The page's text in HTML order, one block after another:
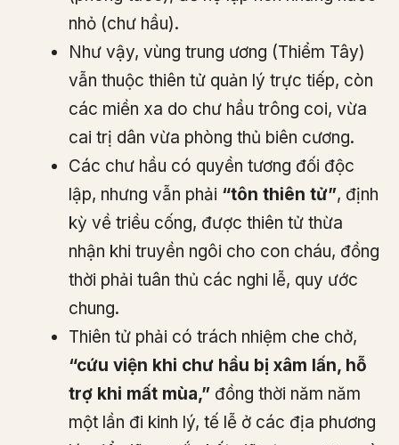
nhỏ (chư hầu).
Như vậy, vùng trung ương (Thiểm Tây)
vẫn thuộc thiên tử quản lý trực tiếp, còn
các miền xa do chư hầu trông coi, vừa
cai trị dân vừa phòng thủ biên cương.
Các chư hầu có quyền tương đối độc
lập, nhưng vẫn phải “tôn thiên tử”, định
kỳ về triều cống, được thiên tử thừa
nhận khi truyền ngôi cho con cháu, đồng
thời phải tuân thủ các nghi lễ, quy ước
chung.
Thiên tử phải có trách nhiệm che chở,
“cứu viện khi chư hầu bị xâm lấn, hỗ
trợ khi mất mùa,” đồng thời năm năm
một lần đi kinh lý, tế lễ ở các địa phương